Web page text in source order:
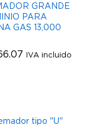
GRANDE
PARA
GAS 13,000
IVA incluido